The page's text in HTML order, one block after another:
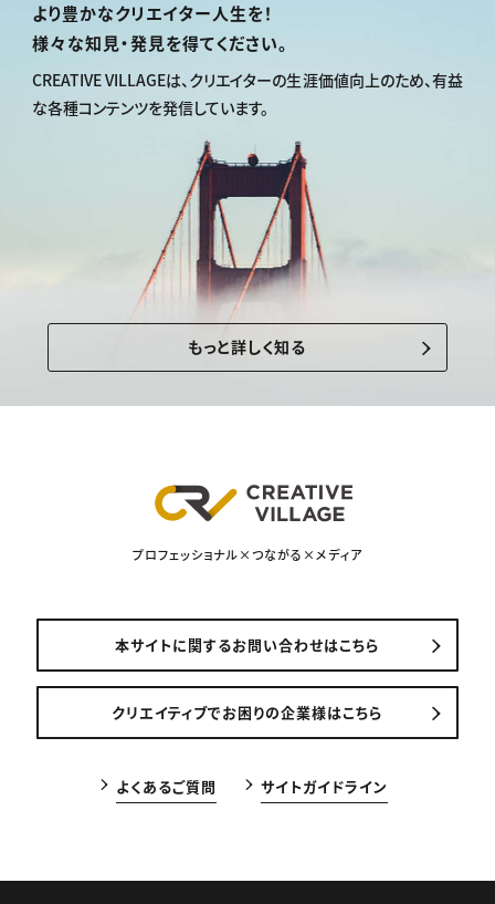
より豊かなクリエイター人生を！
様々な知見・発見を得てください。
CREATIVE VILLAGEは、 クリエイターの生涯価値向上のため、有益
な各種コンテンツを発信しています。
もっと詳しく知る
プロフェッショナル×つながる×メディア
本サイトに関するお問い合わせはこちら
クリエイティブでお困りの企業様はこちら
よくあるご質問 サイトガイドライン